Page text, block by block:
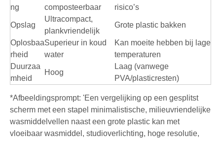
ng
composteerbaar
risico’s
Opslag
Ultracompact,
plankvriendelijk
Grote plastic bakken
Oplosbaa
rheid
Superieur in koud
water
Kan moeite hebben bij lage
temperaturen
Duurzaa
mheid
Hoog
Laag (vanwege
PVA/plasticresten)
*Afbeeldingsprompt: 'Een vergelijking op een gesplitst
scherm met een stapel minimalistische, milieuvriendelijke
wasmiddelvellen naast een grote plastic kan met
vloeibaar wasmiddel, studioverlichting, hoge resolutie,